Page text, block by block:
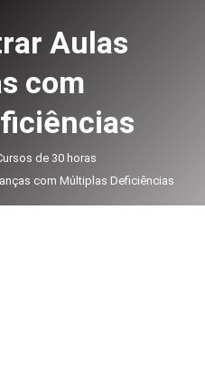
Aulas
com
de 30 horas
com Múltiplas Deficiências
ferramentas